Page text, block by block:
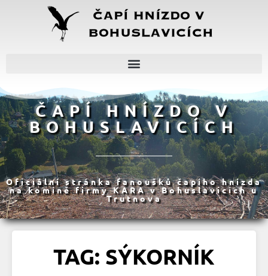
ČAPÍ HNÍZDO V
BOHUSLAVICÍCH
Oficiální stránka fanoušků čapího hnízda
na komíně firmy KARA v Bohuslavicích u
Trutnova
TAG: SÝKORNÍK